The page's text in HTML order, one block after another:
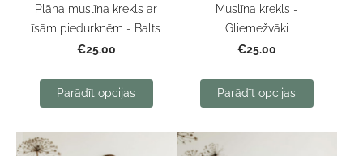
Plāna muslīna krekls ar
īsām piedurknēm - Balts
€25.00
Parādīt opcijas
Muslīna krekls -
Gliemežvāki
€25.00
Parādīt opcijas